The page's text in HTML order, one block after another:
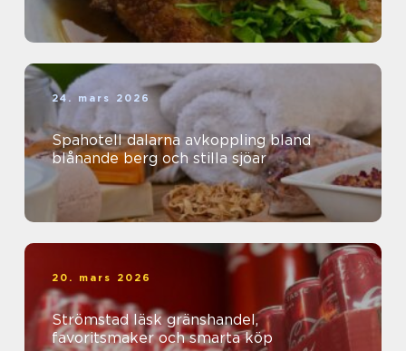
24. mars 2026
Spahotell dalarna avkoppling bland
blånande berg och stilla sjöar
20. mars 2026
Strömstad läsk gränshandel,
favoritsmaker och smarta köp